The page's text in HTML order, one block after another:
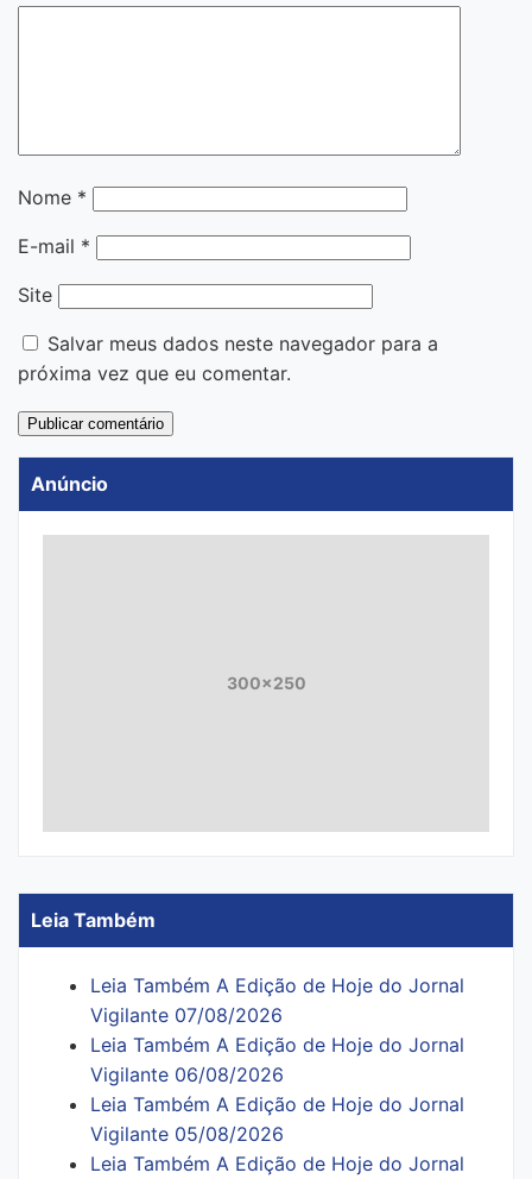
Nome *
E-mail *
Site
Salvar meus dados neste navegador para a
próxima vez que eu comentar.
Anúncio
300x250
Leia Também
Leia Também A Edição de Hoje do Jornal
Vigilante 07/08/2026
Leia Também A Edição de Hoje do Jornal
Vigilante 06/08/2026
Leia Também A Edição de Hoje do Jornal
Vigilante 05/08/2026
Leia Também A Edição de Hoje do Jornal